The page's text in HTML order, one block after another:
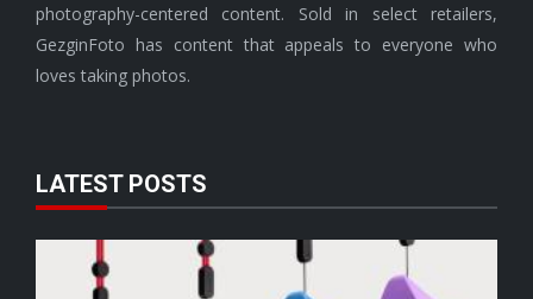
photography-centered content. Sold in select retailers,
GezginFoto has content that appeals to everyone who
loves taking photos.
LATEST POSTS